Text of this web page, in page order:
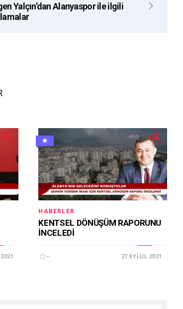
Yalçın’dan Alanyaspor ile ilgili
HABERLER
KENTSEL DÖNÜŞÜM RAPORUNU
İNCELEDİ
-- 27 EYLÜL 2021